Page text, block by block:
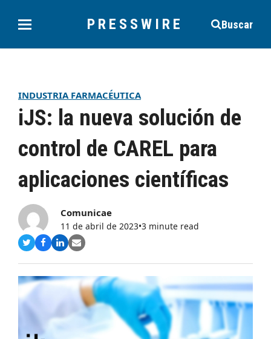
PRESSWIRE Buscar
INDUSTRIA FARMACÉUTICA
iJS: la nueva solución de
control de CAREL para
aplicaciones científicas
Comunicae
11 de abril de 2023•3 minute read
Compartir
Twitter
Compartir
Facebook
Compartir
LinkedIn
Share
Email